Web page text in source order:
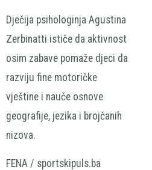
Dječija psihologinja Agustina
Zerbinatti ističe da aktivnost
osim zabave pomaže djeci da
razviju fine motoričke
vještine i nauče osnove
geografije, jezika i brojčanih
nizova.
FENA / sportskipuls.ba